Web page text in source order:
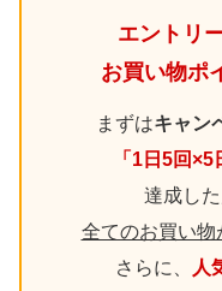
エントリ
お買い物ポ
まずはキャン
「1日5回
達成し
全てのお買い物
さらに、
人